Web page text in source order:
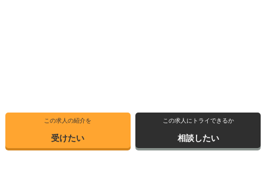
この求人の紹介を
受けたい
この求人にトライできるか
相談したい